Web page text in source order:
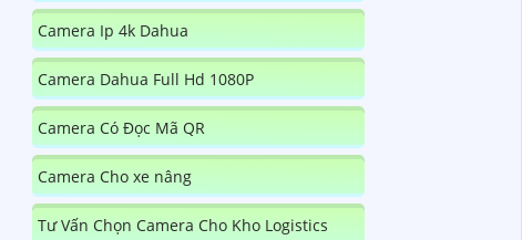
Camera Ip 4k Dahua
Camera Dahua Full Hd 1080P
Camera Có Đọc Mã QR
Camera Cho xe nâng
Tư Vấn Chọn Camera Cho Kho Logistics